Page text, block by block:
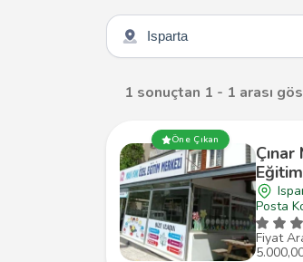
Şehir seçin
1 sonuçtan 1 - 1 arası
Öne Çıkan
Eğitim
Posta
Fiyat